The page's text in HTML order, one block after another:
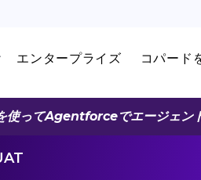
エンタープライズ コパード
使ってAgentforceでエージェン